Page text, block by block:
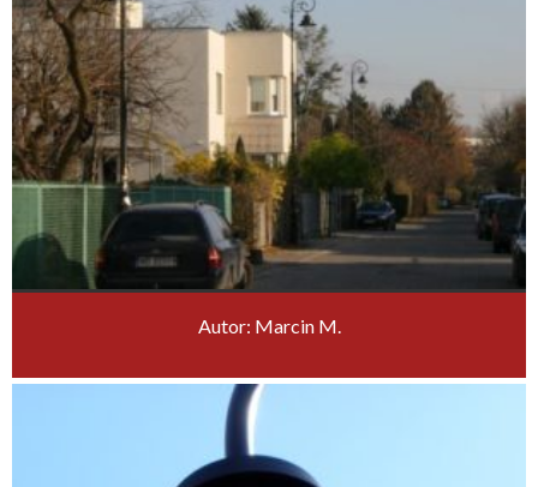
Autor: Marcin M.